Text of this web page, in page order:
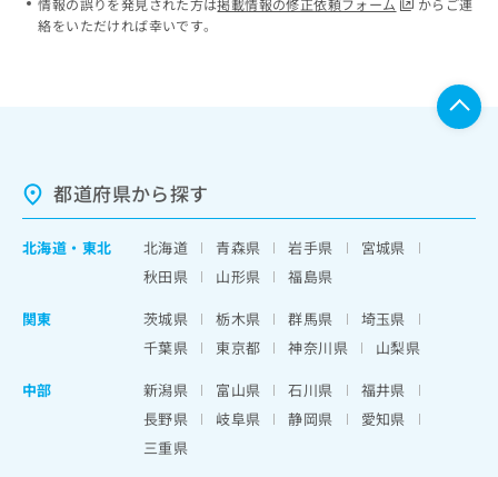
絡をいただければ幸いです。
都道府県から探す
北海道 ・ 東北 北海道 青森県 岩手県
宮城県
秋田県
山形県
福島県
関東
茨城県 栃木県 群馬県
埼玉県
千葉県
東京都 神奈川県
山梨県
中部
新潟県 富山県 石川県
福井県
長野県
岐阜県 静岡県
愛知県
三重県